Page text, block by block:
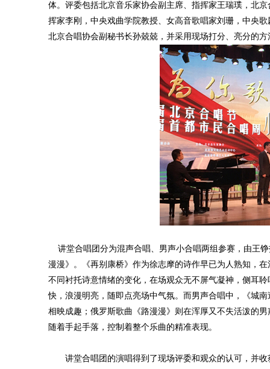
体。评委包括北京音乐家协会副主席、指挥家王瑞璞，北
挥家李刚，中央戏曲学院教授、女高音歌唱家刘珊，中央
北京合唱协会副秘书长孙兢兢，并采用现场打分、亮分的方
讲堂合唱团分为混声合唱、男声小合唱两组参赛，由王
漫漫》。《再别康桥》作为徐志摩的诗作早已为人熟知，
不同衬托诗意情绪的变化，在场观众无不屏气凝神，侧耳
快，浪漫明亮，随即点亮场中气氛。而男声合唱中，《城
相映成趣；俄罗斯歌曲《路漫漫》则在浑厚又不失活泼的
随着手起手落，控制着整个乐曲的精准表现。
讲堂合唱团的演唱得到了现场评委和观众的认可，并收